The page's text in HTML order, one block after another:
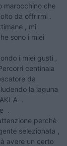
marocchino che
da offrirmi .
, mi
sono i miei
i miei gusti ,
centinaia
da
la laguna
.
.
perchè
selezionata ,
avere un certo